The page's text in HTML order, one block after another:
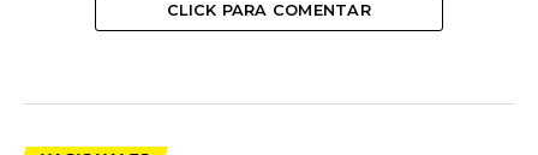
CLICK PARA COMENTAR